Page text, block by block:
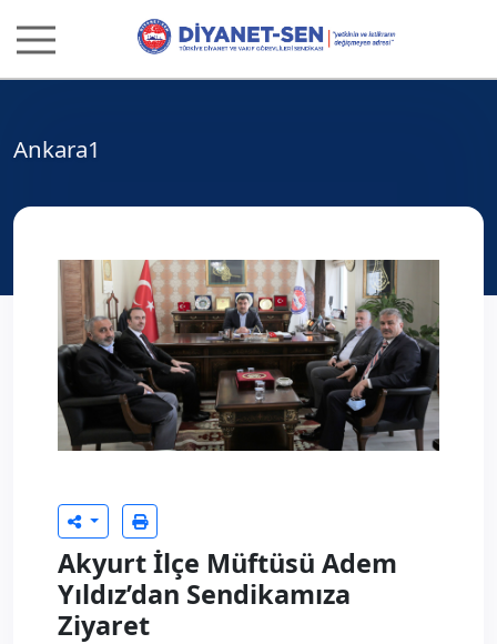
Ankara1
Akyurt İlçe Müftüsü Adem
Yıldız’dan Sendikamıza
Ziyaret